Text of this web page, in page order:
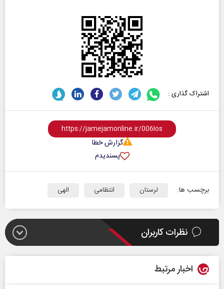
اشتراک گذاری :
گزارش خطا
پسندیدم
برچسب ها: لرستان انتظامی الهی
نظرات کاربران
اخبار مرتبط